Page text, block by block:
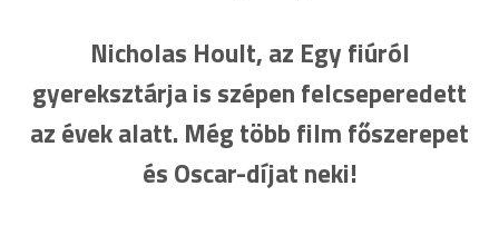
Nicholas Hoult, az Egy fiúról
gyereksztárja is szépen felcseperedett
az évek alatt. Még több film főszerepet
és Oscar-díjat neki!